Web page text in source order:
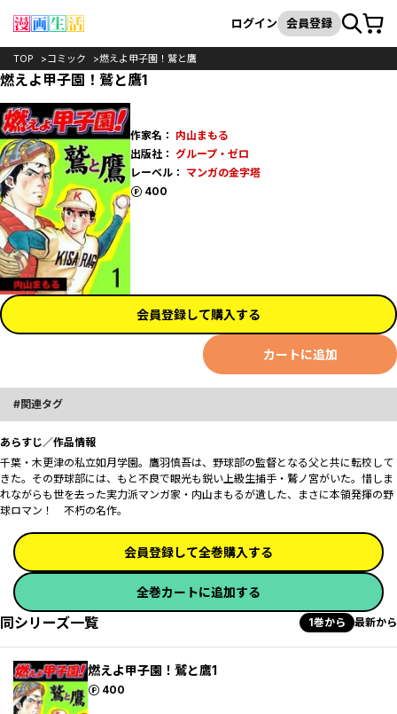
検索
ログイン 会員登録カート
TOP コミック 燃えよ甲子園！鷲と鷹
燃えよ甲子園！鷲と鷹1
作家名： 内山まもる
出版社： グループ・ゼロ
レーベル： マンガの金字塔
400
ポイント
会員登録して購入する
カートに追加
関連タグ
あらすじ／作品情報
千葉・木更津の私立如月学園。鷹羽慎吾は、野球部の監督となる父と共に転校して
きた。その野球部には、もと不良で眼光も鋭い上級生捕手・鷲ノ宮がいた――。惜しま
れながらも世を去った実力派マンガ家・内山まもるが遺した、まさに本領発揮の野
球ロマン！ 不朽の名作。
会員登録して全巻購入する
全巻カートに追加する
同シリーズ一覧 1巻から 最新から
燃えよ甲子園！鷲と鷹1
400
ポイント